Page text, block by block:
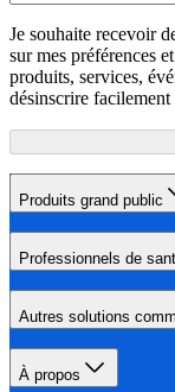
Je souhaite recevoir
sur mes préférences
produits, services,
désinscrire
Produits grand public
Professionnels de
Autres solutions
À propos